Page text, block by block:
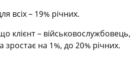
всіх – 19% річних.
клієнт – військовослужбовець,
зростає на 1%, до 20% річних.